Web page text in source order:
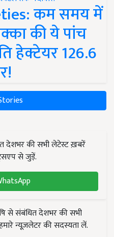
कम समय में
की ये पांच
हेक्टेयर 126.6
देशभर की सभी लेटेस्ट ख़बरें
से जुड़ें.
से संबंधित देशभर की सभी
न्यूज़लेटर की सदस्यता लें.